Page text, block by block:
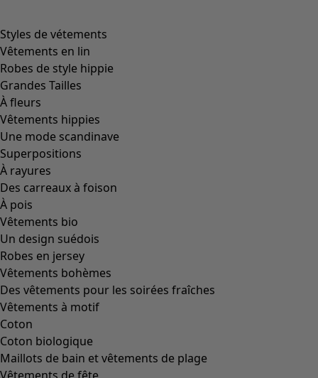
Styles de vétements
Vêtements en lin
Robes de style hippie
Grandes Tailles
À fleurs
Vêtements hippies
Une mode scandinave
Superpositions
À rayures
Des carreaux à foison
À pois
Vêtements bio
Un design suédois
Robes en jersey
Vêtements bohèmes
Des vêtements pour les soirées fraîches
Vêtements à motif
Coton
Coton biologique
Maillots de bain et vêtements de plage